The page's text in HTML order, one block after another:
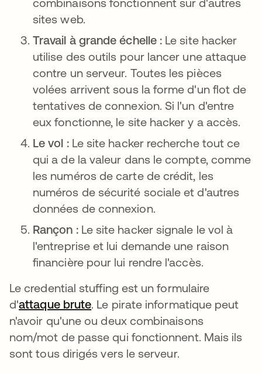
sites web.
Travail à grande échelle : Le site hacker
utilise des outils pour lancer une attaque
contre un serveur. Toutes les pièces
volées arrivent sous la forme d'un flot de
tentatives de connexion. Si l'un d'entre
eux fonctionne, le site hacker y a accès.
Le vol : Le site hacker recherche tout ce
qui a de la valeur dans le compte, comme
les numéros de carte de crédit, les
numéros de sécurité sociale et d'autres
données de connexion.
Rançon : Le site hacker signale le vol à
l'entreprise et lui demande une raison
financière pour lui rendre l'accès.
Le credential stuffing est un formulaire
d'attaque brute. Le pirate informatique peut
n'avoir qu'une ou deux combinaisons
nom/mot de passe qui fonctionnent. Mais ils
sont tous dirigés vers le serveur.